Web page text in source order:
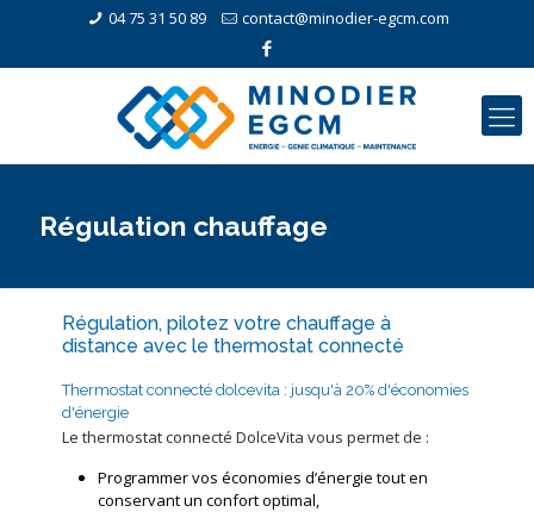
04 75 31 50 89 contact@minodier-egcm.com
Régulation chauffage
Régulation, pilotez votre chauffage à
distance avec le thermostat connecté
Thermostat connecté dolcevita : jusqu'à 20% d'économies
d'énergie
Le thermostat connecté DolceVita vous permet de :
Programmer vos économies d’énergie tout en
conservant un confort optimal,